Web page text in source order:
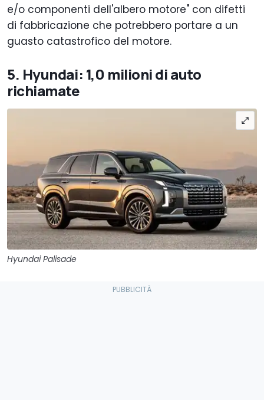
e/o componenti dell'albero motore" con difetti
di fabbricazione che potrebbero portare a un
guasto catastrofico del motore.
5. Hyundai: 1,0 milioni di auto
richiamate
Hyundai Palisade